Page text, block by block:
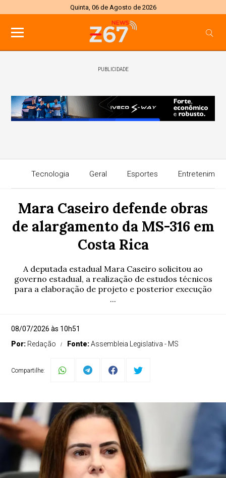
Quinta, 06 de Agosto de 2026
PUBLICIDADE
Tecnologia Geral Esportes
Mara Caseiro defende obras
de alargamento da MS-316 em
Costa Rica
A deputada estadual Mara Caseiro solicitou ao
governo estadual, a realização de estudos técnicos
para a elaboração de projeto e posterior execução
...
08/07/2026 às 10h51
Por: Redação Fonte:Assembleia Legislativa - MS
Compartilhe: